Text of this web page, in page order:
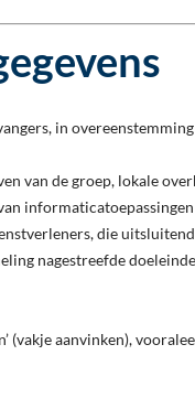
in
van de groep, lokale
die
nagestreefde
aanvinken),